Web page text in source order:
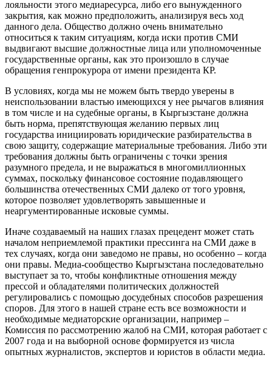
лояльности этого медиаресурса, либо его вынужденного
закрытия, как можно предположить, анализируя весь ход
данного дела. Общество должно очень внимательно
относиться к таким ситуациям, когда иски против СМИ
выдвигают высшие должностные лица или уполномоченные
государственные органы, как это произошло в случае
обращения генпрокурора от имени президента КР.
В условиях, когда мы не можем быть твердо уверены в
неиспользовании властью имеющихся у нее рычагов влияния
в том числе и на судебные органы, в Кыргызстане должна
быть норма, препятствующая желанию первых лиц
государства инициировать юридические разбирательства в
свою защиту, содержащие материальные требования. Либо эти
требования должны быть ограничены с точки зрения
разумного предела, и не выражаться в многомиллионных
суммах, поскольку финансовое состояние подавляющего
большинства отечественных СМИ далеко от того уровня,
которое позволяет удовлетворять завышенные и
неаргументированные исковые суммы.
Иначе создаваемый на наших глазах прецедент может стать
началом неприемлемой практики прессинга на СМИ даже в
тех случаях, когда они заведомо не правы, но особенно – когда
они правы. Медиа-сообщество Кыргызстана последовательно
выступает за то, чтобы конфликтные отношения между
прессой и обладателями политических должностей
регулировались с помощью досудебных способов разрешения
споров. Для этого в нашей стране есть все возможности и
необходимые медиаторские организации, например –
Комиссия по рассмотрению жалоб на СМИ, которая работает с
2007 года и на выборной основе формируется из числа
опытных журналистов, экспертов и юристов в области медиа.